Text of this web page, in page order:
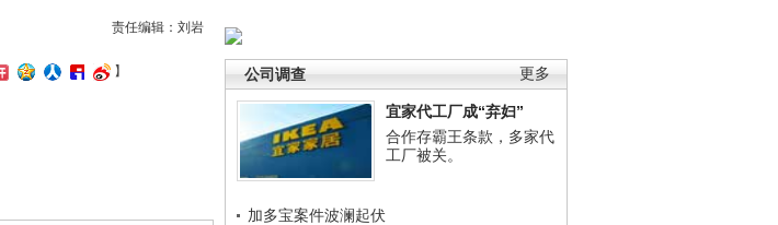
更多
公司调查
宜家代工厂成“弃妇”
合作存霸王条款，多家代
工厂被关。
加多宝案件波澜起伏
责任编辑：刘岩
】